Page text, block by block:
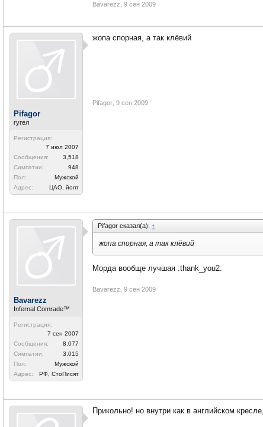
Bavarezz 9 сен 2009
Pifagor
гугел
Регистрация:
7 июл 2007
Сообщения:
3,518
Симпатии:
948
Пол:
Мужской
Адрес:
ЦАО, йопт
жопа спорная, а так клёвий
Pifagor 9 сен 2009
Bavarezz
Infernal Comrade™
Регистрация:
7 сен 2007
Сообщения:
8,077
Симпатии:
3,015
Пол:
Мужской
Адрес:
РФ, СтоПисят
Pifagor сказал(а): ↑
жопа спорная, а так клёвий
Морда вообще лучшая :thank_you2:
Bavarezz 9 сен 2009
Прикольно! но внутри как в английском